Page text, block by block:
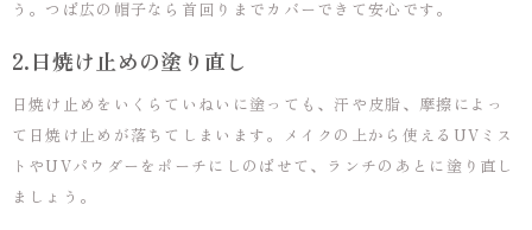
う。つば広の帽子なら首回りまでカバーできて安心です。
2.日焼け止めの塗り直し
日焼け止めをいくらていねいに塗っても、汗や皮脂、摩擦によっ
て日焼け止めが落ちてしまいます。メイクの上から使えるUVミス
トやUVパウダーをポーチにしのばせて、ランチのあとに塗り直し
ましょう。